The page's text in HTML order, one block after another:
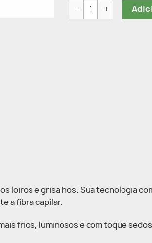
Kit Loiros Laces
loiros e grisalhos. Sua tecnologia
a fibra capilar.
frios, luminosos e com toque